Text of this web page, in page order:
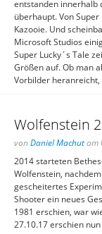
entstanden innerhalb
überhaupt. Von
Kazooie. Und
Microsoft Studios
Super Lucky´s Tale
Größen auf. Ob man
Vorbilder
Wolfenstein
von Daniel Machutam
2014 starteten
Wolfenstein,
gescheitertes
Shooter ein neues
1981 erschien, war
27.10.17 erschien